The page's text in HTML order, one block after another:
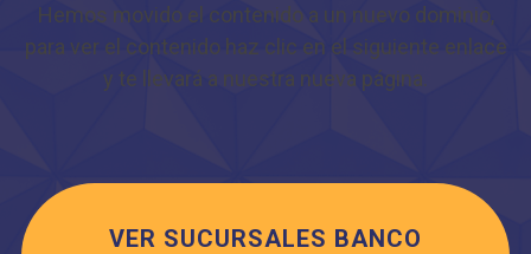
Hemos movido el contenido a un nuevo dominio,
para ver el contenido haz clic en el siguiente enlace
y te llevará a nuestra nueva página.
VER SUCURSALES BANCO